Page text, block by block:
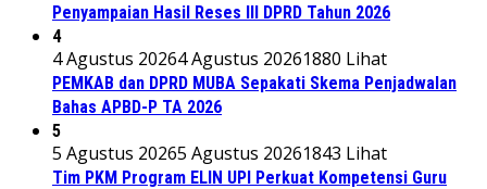
Penyampaian Hasil Reses III DPRD Tahun 2026
4
4 Agustus 20264 Agustus 20261880 Lihat
PEMKAB dan DPRD MUBA Sepakati Skema Penjadwalan
Bahas APBD-P TA 2026
5
5 Agustus 20265 Agustus 20261843 Lihat
Tim PKM Program ELIN UPI Perkuat Kompetensi Guru